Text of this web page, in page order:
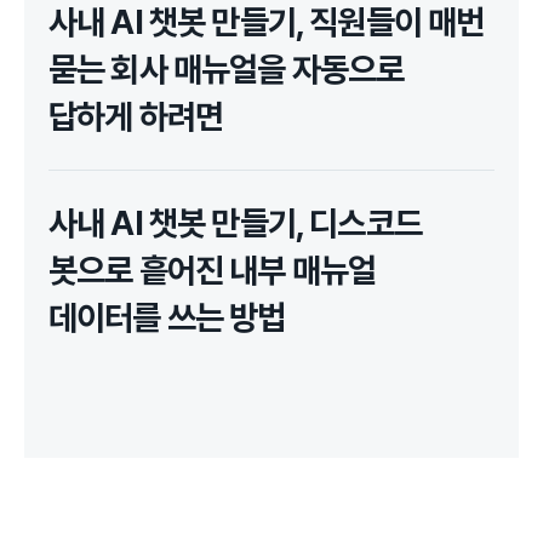
사내 AI 챗봇 만들기, 직원들이 매번
묻는 회사 매뉴얼을 자동으로
답하게 하려면
사내 AI 챗봇 만들기, 디스코드
봇으로 흩어진 내부 매뉴얼
데이터를 쓰는 방법